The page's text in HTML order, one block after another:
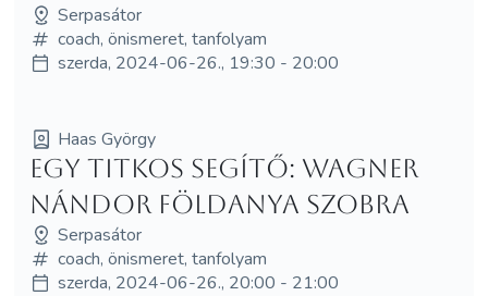
Serpasátor
coach, önismeret, tanfolyam
szerda, 2024-06-26., 19:30 - 20:00
Haas György
Egy titkos segítő: Wagner
Nándor Földanya szobra
Serpasátor
coach, önismeret, tanfolyam
szerda, 2024-06-26., 20:00 - 21:00